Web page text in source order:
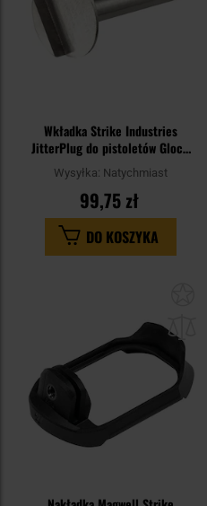
Wkładka Strike Industries
JitterPlug do pistoletów Glock
Gen 3
Wysyłka: Natychmiast
99,75 zł
DO KOSZYKA